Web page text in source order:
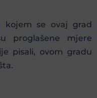
kojem se ovaj grad
proglašene mjere
pisali, ovom gradu